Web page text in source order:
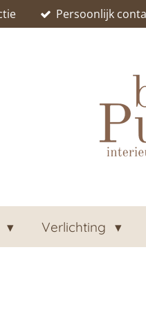
Persoonlijk
Verlichting